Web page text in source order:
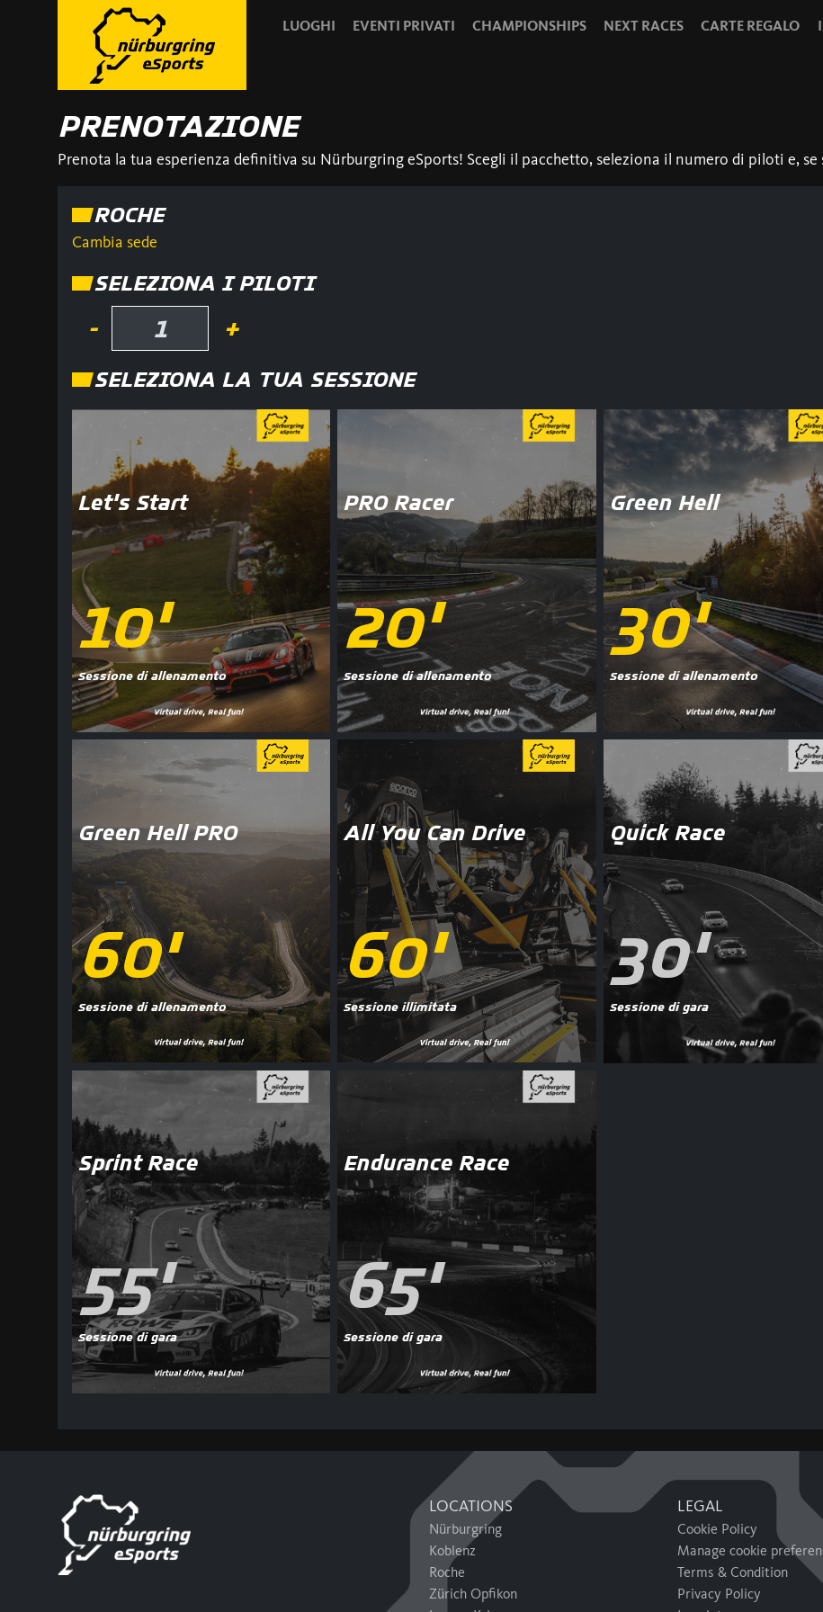
LUOGHI EVENTI PRIVATI CHAMPIONSHIPS NEXT RACES CARTE REGALO
PRENOTAZIONE
Prenota la tua esperienza definitiva su Nürburgring eSports! Scegli il pacchetto, seleziona il numero di piloti e,
ROCHE
Cambia sede
SELEZIONA I PILOTI
- +
SELEZIONA LA TUA SESSIONE
Let's Start
10'
Sessione di allenamento
PRO Racer
20'
Sessione di allenamento
Green Hell
30'
Sessione di allenamento
Green Hell PRO
60'
Sessione di allenamento
All You Can Drive
60'
Sessione illimitata
Quick Race
30'
Sessione di gara
Sprint Race
55'
Sessione di gara
Endurance Race
65'
Sessione di gara
LOCATIONS
Nürburgring
Koblenz
Roche
Zürich Opfikon
LEGAL
Cookie Policy
Manage cookie
Terms & Condition
Privacy Policy